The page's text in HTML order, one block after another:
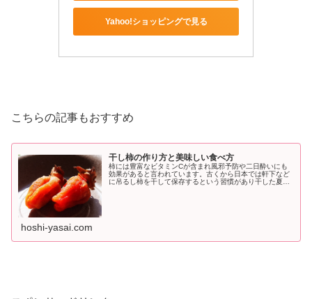
Yahoo!ショッピングで見る
こちらの記事もおすすめ
干し柿の作り方と美味しい食べ方
柿には豊富なビタミンCが含まれ風邪予防や二日酔いにも
効果があると言われています。古くから日本では軒下など
に吊るし柿を干して保存するという習慣があり干した夏季
hoshi-yasai.com